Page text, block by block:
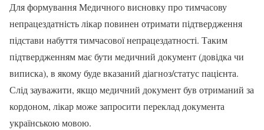
Для формування Медичного висновку про тимчасову
непрацездатність лікар повинен отримати підтвердження
підстави набуття тимчасової непрацездатності. Таким
підтвердженням має бути медичний документ (довідка чи
виписка), в якому буде вказаний діагноз/статус пацієнта.
Слід зауважити, якщо медичний документ був отриманий за
кордоном, лікар може запросити переклад документа
українською мовою.